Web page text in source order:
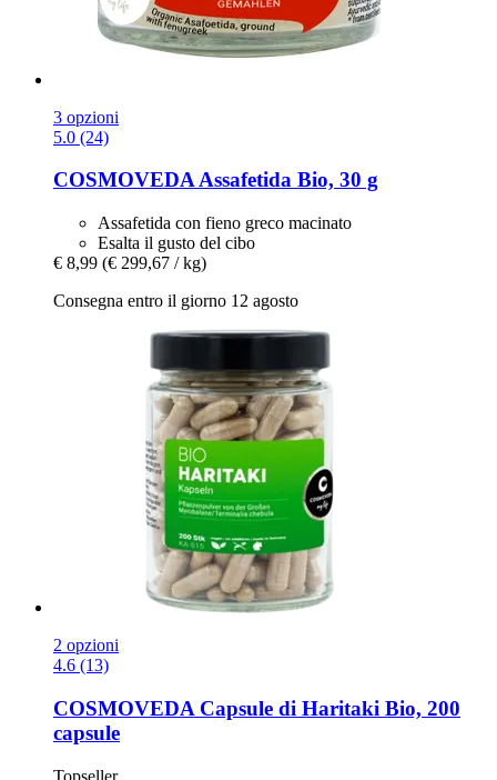
3 opzioni
5.0 (24)
COSMOVEDAAssafetida Bio, 30 g
Assafetida con fieno greco macinato
Esalta il gusto del cibo
€ 8,99 (€ 299,67 / kg)
Consegna entro il giorno 12 agosto
2 opzioni
4.6 (13)
COSMOVEDA Capsule di Haritaki Bio, 200
capsule
Topseller